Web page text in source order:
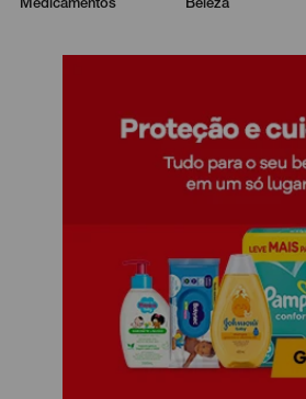
Medicamentos Beleza